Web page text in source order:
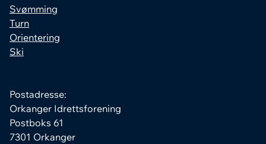
Svømming
Turn
Orientering
Ski
Postadresse:
Orkanger Idrettsforening
Postboks 61
7301 Orkanger